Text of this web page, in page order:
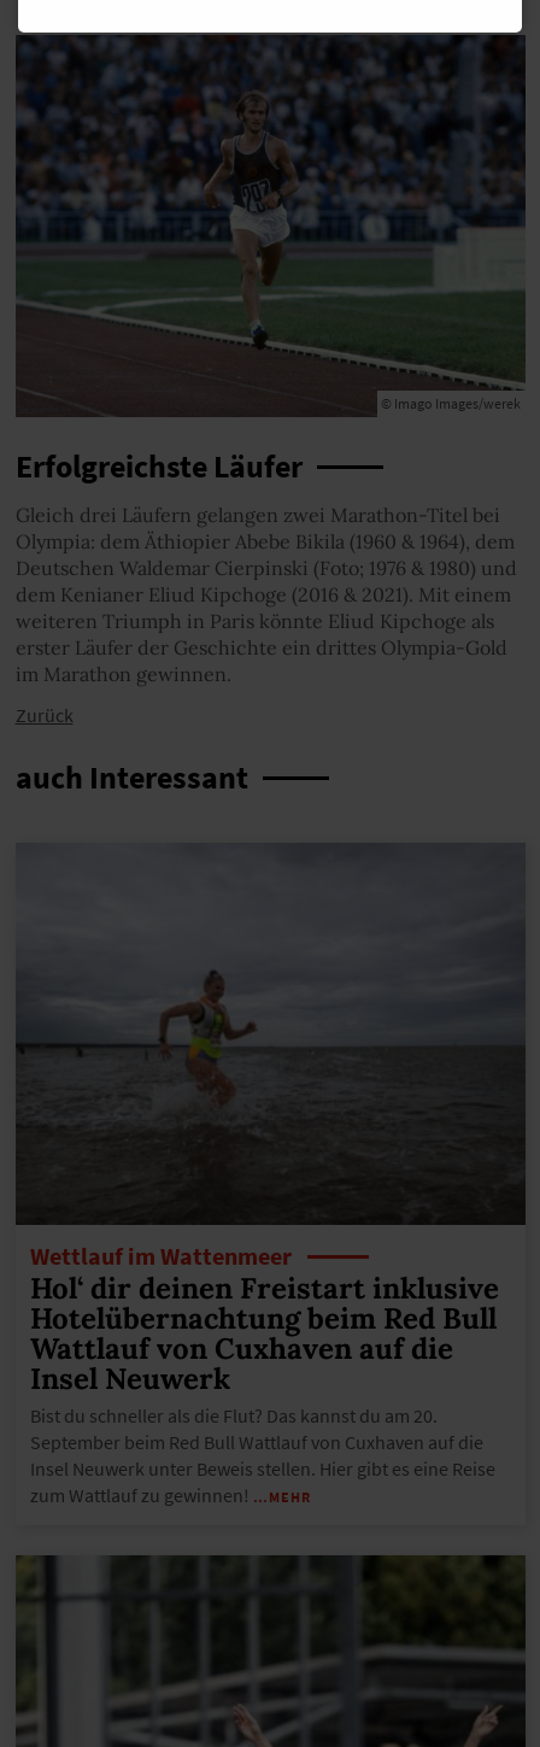
© Imago Images/werek
Erfolgreichste Läufer
Gleich drei Läufern gelangen zwei Marathon-Titel bei
Olympia: dem Äthiopier Abebe Bikila (1960 & 1964), dem
Deutschen Waldemar Cierpinski (Foto; 1976 & 1980) und
dem Kenianer Eliud Kipchoge (2016 & 2021). Mit einem
weiteren Triumph in Paris könnte Eliud Kipchoge als
erster Läufer der Geschichte ein drittes Olympia-Gold
im Marathon gewinnen.
Zurück
auch Interessant
Wettlauf im Wattenmeer
Hol‘ dir deinen Freistart inklusive
Hotelübernachtung beim Red Bull
Wattlauf von Cuxhaven auf die
Insel Neuwerk
Bist du schneller als die Flut? Das kannst du am 20.
September beim Red Bull Wattlauf von Cuxhaven auf die
Insel Neuwerk unter Beweis stellen. Hier gibt es eine Reise
zum Wattlauf zu gewinnen! …MEHR